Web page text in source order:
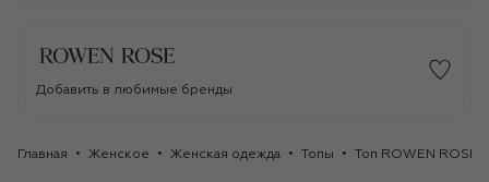
Добавить в любимые бренды
Главная Женское Женская одежда Топы Топ ROWEN ROSE